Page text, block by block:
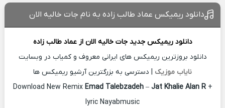
دانلود ریمیکس عماد طالب زاده به نام جات خالیه الان
دانلود ریمیکس جدید جات خالیه الان ازعماد طالب زاده
دانلود بروزترین ریمیکس های ایرانی معروف و کمیاب در وبسایت
نایاب موزیک | دسترسی به بزرگترین آرشیو ریمیکس ها
Download New Remix Emad Talebzadeh– Jat Khalie Alan R+
lyric Nayabmusic